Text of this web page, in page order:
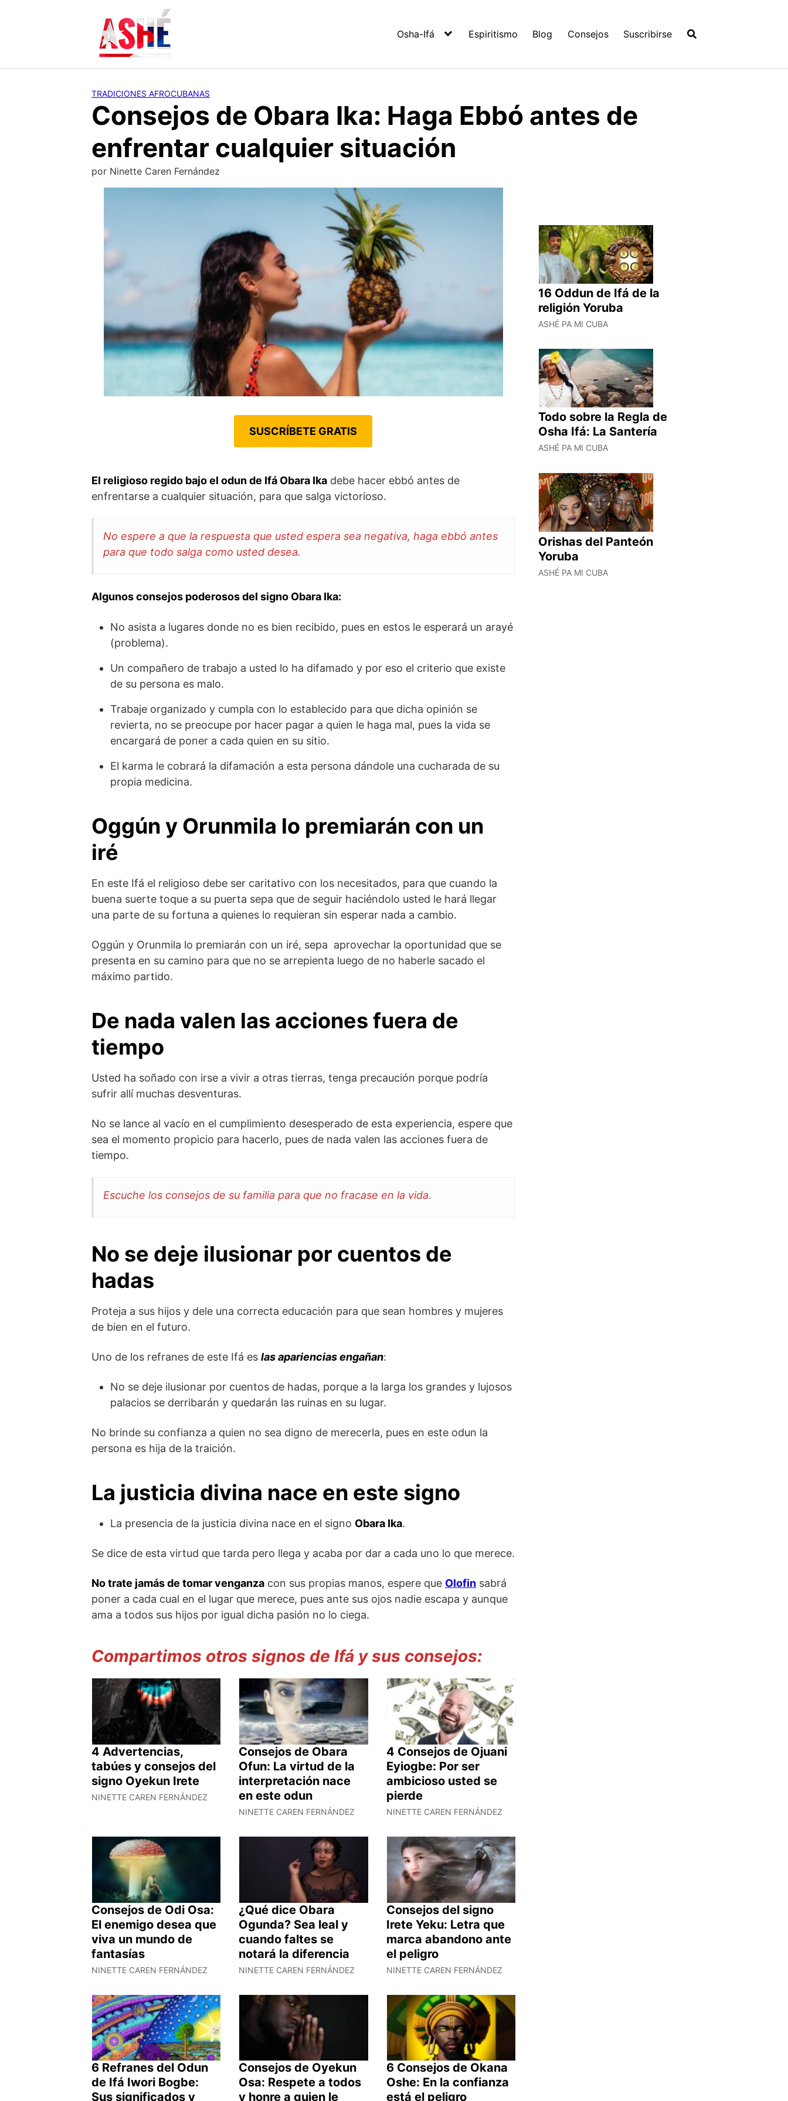
Osha-Ifá Espiritismo Blog Consejos Suscribirse
TRADICIONES AFROCUBANAS
Consejos de Obara Ika: Haga Ebbó antes de
enfrentar cualquier situación
por Ninette Caren Fernández
SUSCRÍBETE GRATIS
El religioso regido bajo el odun de Ifá Obara Ika debe hacer ebbó antes de
enfrentarse a cualquier situación, para que salga victorioso.
No espere a que la respuesta que usted espera sea negativa, haga ebbó antes
para que todo salga como usted desea.
Algunos consejos poderosos del signo Obara Ika:
No asista a lugares donde no es bien recibido, pues en estos le esperará un arayé
(problema).
Un compañero de trabajo a usted lo ha difamado y por eso el criterio que existe
de su persona es malo.
Trabaje organizado y cumpla con lo establecido para que dicha opinión se
revierta, no se preocupe por hacer pagar a quien le haga mal, pues la vida se
encargará de poner a cada quien en su sitio.
El karma le cobrará la difamación a esta persona dándole una cucharada de su
propia medicina.
Oggún y Orunmila lo premiarán con un
iré
En este Ifá el religioso debe ser caritativo con los necesitados, para que cuando la
buena suerte toque a su puerta sepa que de seguir haciéndolo usted le hará llegar
una parte de su fortuna a quienes lo requieran sin esperar nada a cambio.
Oggún y Orunmila lo premiarán con un iré, sepa aprovechar la oportunidad que se
presenta en su camino para que no se arrepienta luego de no haberle sacado el
máximo partido.
De nada valen las acciones fuera de
tiempo
Usted ha soñado con irse a vivir a otras tierras, tenga precaución porque podría
sufrir allí muchas desventuras.
No se lance al vacío en el cumplimiento desesperado de esta experiencia, espere que
sea el momento propicio para hacerlo, pues de nada valen las acciones fuera de
tiempo.
Escuche los consejos de su familia para que no fracase en la vida.
No se deje ilusionar por cuentos de
hadas
Proteja a sus hijos y dele una correcta educación para que sean hombres y mujeres
de bien en el futuro.
Uno de los refranes de este Ifá es las apariencias engañan:
No se deje ilusionar por cuentos de hadas, porque a la larga los grandes y lujosos
palacios se derribarán y quedarán las ruinas en su lugar.
No brinde su confianza a quien no sea digno de merecerla, pues en este odun la
persona es hija de la traición.
La justicia divina nace en este signo
La presencia de la justicia divina nace en el signo Obara Ika.
Se dice de esta virtud que tarda pero llega y acaba por dar a cada uno lo que merece.
No trate jamás de tomar venganza con sus propias manos, espere que Olofin sabrá
poner a cada cual en el lugar que merece, pues ante sus ojos nadie escapa y aunque
ama a todos sus hijos por igual dicha pasión no lo ciega.
Compartimos otros signos de Ifá y sus consejos:
4 Advertencias,
tabúes y consejos del
signo Oyekun Irete
NINETTE CAREN FERNÁNDEZ
Consejos de Obara
Ofun: La virtud de la
interpretación nace
en este odun
NINETTE CAREN FERNÁNDEZ
4 Consejos de Ojuani
Eyiogbe: Por ser
ambicioso usted se
pierde
NINETTE CAREN FERNÁNDEZ
Consejos de Odi Osa:
El enemigo desea que
viva un mundo de
fantasías
NINETTE CAREN FERNÁNDEZ
¿Qué dice Obara
Ogunda? Sea leal y
cuando faltes se
notará la diferencia
NINETTE CAREN FERNÁNDEZ
Consejos del signo
Irete Yeku: Letra que
marca abandono ante
el peligro
NINETTE CAREN FERNÁNDEZ
6 Refranes del Odun
de Ifá Iwori Bogbe:
Sus significados y
Consejos de Oyekun
Osa: Respete a todos
y honre a quien le
6 Consejos de Okana
Oshe: En la confianza
está el peligro
16 Oddun de Ifá de la
religión Yoruba
ASHÉ PA MI CUBA
Todo sobre la Regla de
Osha Ifá: La Santería
ASHÉ PA MI CUBA
Orishas del Panteón
Yoruba
ASHÉ PA MI CUBA